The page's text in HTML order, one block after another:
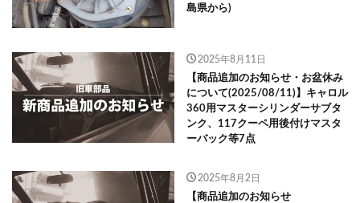
島県から)
2025年8月11日
【商品追加のお知らせ・お盆休み
について(2025/08/11)】キャロル
360用マスターシリンダーサブタ
ンク、117クーペ用後付けマスタ
ーバック等7点
2025年8月2日
【商品追加のお知らせ